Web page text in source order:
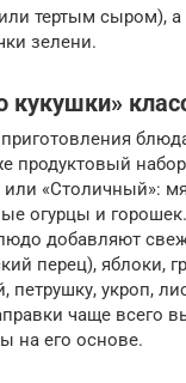
тертым сыром), а
зелени.
кукушки»
продуктовый
или «Столичный»:
огурцы и
добавляют
перец), яблоки,
петрушку, укроп,
чаще всего
на его основе.